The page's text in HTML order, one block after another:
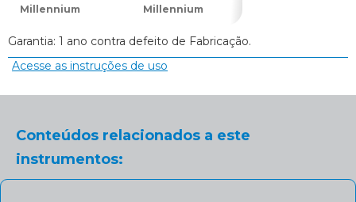
Millennium
Millennium
Garantia: 1 ano contra defeito de Fabricação.
Acesse as instruções de uso
Conteúdos relacionados a este
instrumentos: